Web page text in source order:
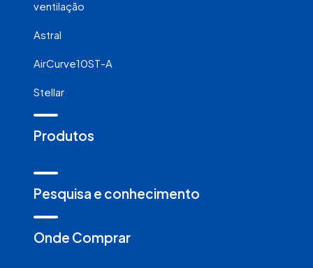
ventilação
Astral
AirCurve10ST-A
Stellar
Produtos
Pesquisa e conhecimento
Onde Comprar